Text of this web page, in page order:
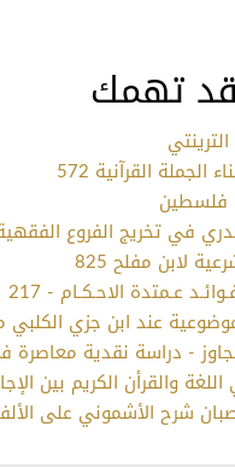
تهمك
القرآنية 572
فلسطين
في تخريج الفروع
لابن مفلح 825
عـمتدة الاحـكـام - 217
عند ابن جزي
- دراسة نقدية معاصرة
والقرأن الكريم بين
شرح الأشموني على